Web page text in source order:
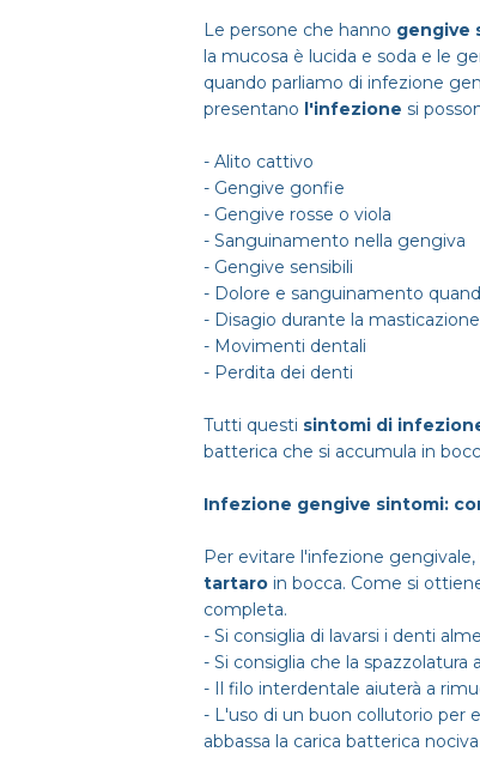
Le persone che hanno gengive
la mucosa è lucida e soda e le
quando parliamo di infezione
presentano l'infezione si
- Alito cattivo
- Gengive gonfie
- Gengive rosse o viola
- Sanguinamento nella gengiva
- Gengive sensibili
- Dolore e sanguinamento
- Disagio durante la masticazione
- Movimenti dentali
- Perdita dei denti
Tutti questi sintomi di
batterica che si accumula in
Infezione gengive sintomi:
Per evitare l'infezione gengivale,
tartaro in bocca. Come si
completa.
- Si consiglia di lavarsi i denti
- Si consiglia che la
- Il filo interdentale aiuterà a
- L'uso di un buon collutorio per
abbassa la carica batterica